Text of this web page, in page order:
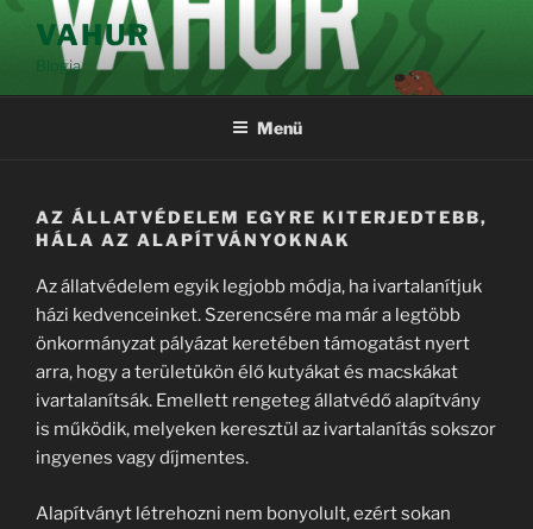
Tartalomhoz
VAHUR
Blogja
Menü
AZ ÁLLATVÉDELEM EGYRE KITERJEDTEBB,
HÁLA AZ ALAPÍTVÁNYOKNAK
Az állatvédelem egyik legjobb módja, ha ivartalanítjuk
házi kedvenceinket. Szerencsére ma már a legtöbb
önkormányzat pályázat keretében támogatást nyert
arra, hogy a területükön élő kutyákat és macskákat
ivartalanítsák. Emellett rengeteg állatvédő alapítvány
is működik, melyeken keresztül az ivartalanítás sokszor
ingyenes vagy díjmentes.
Alapítványt létrehozni nem bonyolult, ezért sokan